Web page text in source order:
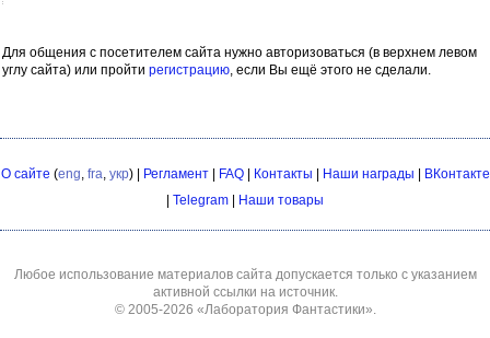
Для общения с посетителем сайта нужно авторизоваться (в верхнем левом
углу сайта) или пройти регистрацию, если Вы ещё этого не сделали.
О сайте (eng, fra, укр) | Регламент| FAQ| Контакты Наши награды
ВКонтакте
Telegram Наши товары
Любое использование материалов сайта допускается только с указанием
активной ссылки на источник.
© 2005-2026 «Лаборатория Фантастики».